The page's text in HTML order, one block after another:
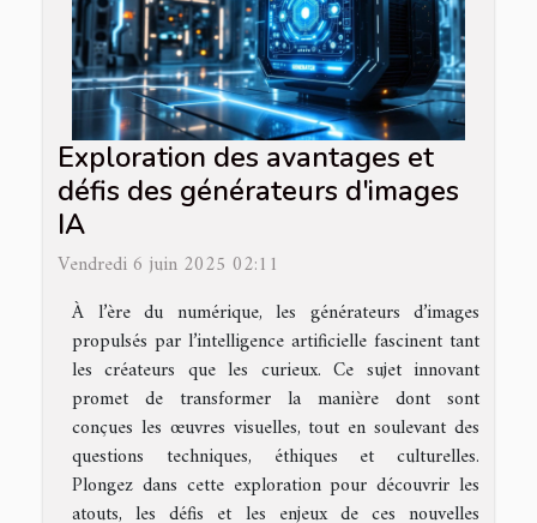
Exploration des avantages et
défis des générateurs d'images
IA
Vendredi 6 juin 2025 02:11
À l’ère du numérique, les générateurs d’images
propulsés par l’intelligence artificielle fascinent tant
les créateurs que les curieux. Ce sujet innovant
promet de transformer la manière dont sont
conçues les œuvres visuelles, tout en soulevant des
questions techniques, éthiques et culturelles.
Plongez dans cette exploration pour découvrir les
atouts, les défis et les enjeux de ces nouvelles